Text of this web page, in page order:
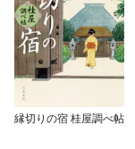
縁切りの宿 桂屋調べ帖